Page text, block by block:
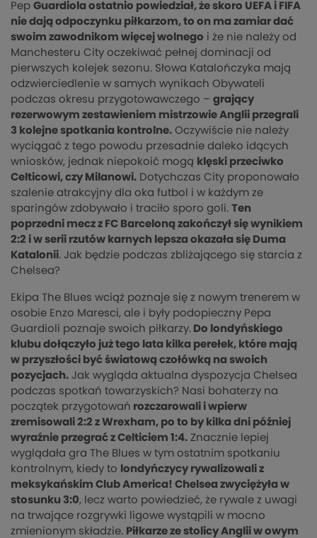
Pep Guardiola ostatnio powiedział, że skoro UEFA i FIFA
nie dają odpoczynku piłkarzom, to on ma zamiar dać
swoim zawodnikom więcej wolnego i że nie należy od
Manchesteru City oczekiwać pełnej dominacji od
pierwszych kolejek sezonu. Słowa Katalończyka mają
odzwierciedlenie w samych wynikach Obywateli
podczas okresu przygotowawczego – grający
rezerwowym zestawieniem mistrzowie Anglii przegrali
3 kolejne spotkania kontrolne. Oczywiście nie należy
wyciągać z tego powodu przesadnie daleko idących
wniosków, jednak niepokoić mogą klęski przeciwko
Celticowi, czy Milanowi. Dotychczas City proponowało
szalenie atrakcyjny dla oka futbol i w każdym ze
sparingów zdobywało i traciło sporo goli. Ten
poprzedni mecz z FC Barceloną zakończył się wynikiem
2:2 i w serii rzutów karnych lepsza okazała się Duma
Katalonii. Jak będzie podczas zbliżającego się starcia z
Chelsea?
Ekipa The Blues wciąż poznaje się z nowym trenerem w
osobie Enzo Maresci, ale i były podopieczny Pepa
Guardioli poznaje swoich piłkarzy. Do londyńskiego
klubu dołączyło już tego lata kilka perełek, które mają
w przyszłości być światową czołówką na swoich
pozycjach. Jak wygląda aktualna dyspozycja Chelsea
podczas spotkań towarzyskich? Nasi bohaterzy na
początek przygotowań rozczarowali i wpierw
zremisowali 2:2 z Wrexham, po to by kilka dni później
wyraźnie przegrać z Celticiem 1:4. Znacznie lepiej
wyglądała gra The Blues w tym ostatnim spotkaniu
kontrolnym, kiedy to londyńczycy rywalizowali z
meksykańskim Club America! Chelsea zwyciężyła w
stosunku 3:0, lecz warto powiedzieć, że rywale z uwagi
na trwające rozgrywki ligowe wystąpili w mocno
zmienionym składzie. Piłkarze ze stolicy Anglii w owym